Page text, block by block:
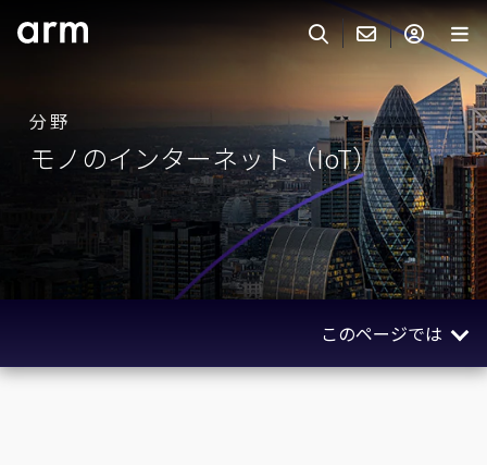
Skip to Footer
サーチ
ARMのお問い合わせ
サポート
IP サポート
Keil Tools
企業様向けFlexible Access
その他のお問い合わせ
ARMアカウント
Armアカウント
ログインしてArmアカウントにアクセスする。
製品
パートナー
分野
モノのインターネット（IoT）
このページでは
概要